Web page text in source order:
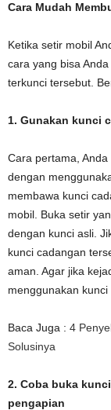
Cara Mudah
Ketika setir mobil
cara yang bisa
terkunci tersebut.
1. Gunakan kunci
Cara pertama,
dengan
membawa kunci
mobil. Buka setir
dengan kunci asli.
kunci cadangan
aman. Agar jika
menggunakan
Baca Juga : 4
Solusinya
2. Coba buka
pengapian